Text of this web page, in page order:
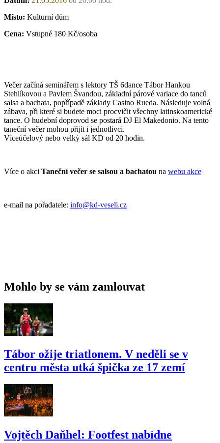
Místo: Kulturní dům
Cena: Vstupné 180 Kč/osoba
Večer začíná seminářem s lektory TŠ 6dance Tábor Hankou
Stehlíkovou a Pavlem Švandou, základní párové variace do tanců
salsa a bachata, popřípadě základy Casino Rueda. Následuje volná
zábava, při které si budete moci procvičit všechny latinskoamerické
tance. O hudební doprovod se postará DJ El Makedonio. Na tento
taneční večer mohou přijít i jednotlivci.
Víceúčelový nebo velký sál KD od 20 hodin.
Více o akci Taneční večer se salsou a bachatou na webu akce
e-mail na pořadatele: info@kd-veseli.cz
Mohlo by se vám zamlouvat
Tábor ožije triatlonem. V neděli se v
centru města utká špička ze 17 zemí
Vojtěch Daňhel: Footfest nabídne